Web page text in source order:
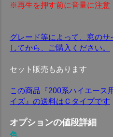
※再生を押す前に音量に注意
グレード等によって、窓の
してから、ご購入ください。
セット販売もあります
この商品『200系ハイエース
イズ』の送料はＣタイプです
オプションの値段詳細
色